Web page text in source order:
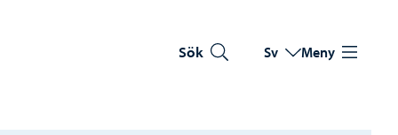
Sök Byt språk
Nuvarande språk:
Sv Meny